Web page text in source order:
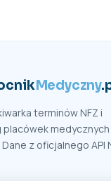
Medyczny
terminów NFZ i
placówek
z oficjalnego API